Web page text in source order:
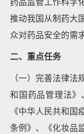
推动我国从制药大
众对药品安全的需求
二、重点任务
（一）完善法律
和国药品管理法》
《中华人民共和
条例》、《化妆品